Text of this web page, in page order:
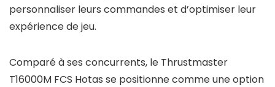
personnaliser leurs commandes et d’optimiser leur
expérience de jeu.
Comparé à ses concurrents, le Thrustmaster
T16000M FCS Hotas se positionne comme une option